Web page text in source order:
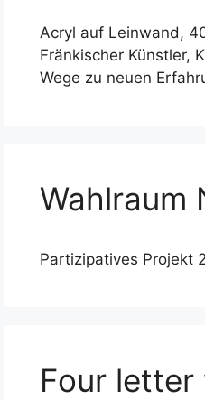
Acryl auf Leinwand,
Fränkischer Künstler,
Wege zu neuen
Wahlraum
Partizipatives Projekt
Four letter